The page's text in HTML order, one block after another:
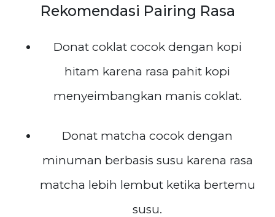
Rekomendasi Pairing Rasa
Donat coklat cocok dengan kopi
hitam karena rasa pahit kopi
menyeimbangkan manis coklat.
Donat matcha cocok dengan
minuman berbasis susu karena rasa
matcha lebih lembut ketika bertemu
susu.